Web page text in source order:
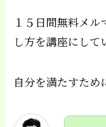
１５日間無料メ
し方を講座にして
自分を満たすため